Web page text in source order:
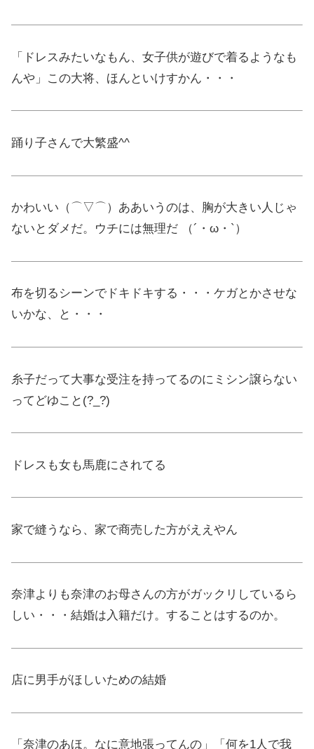
「ドレスみたいなもん、女子供が遊びで着るようなも
んや」この大将、ほんといけすかん・・・
踊り子さんで大繁盛^^
かわいい（⌒▽⌒）ああいうのは、胸が大きい人じゃ
ないとダメだ。ウチには無理だ （´・ω・`）
布を切るシーンでドキドキする・・・ケガとかさせな
いかな、と・・・
糸子だって大事な受注を持ってるのにミシン譲らない
ってどゆこと(?_?)
ドレスも女も馬鹿にされてる
家で縫うなら、家で商売した方がええやん
奈津よりも奈津のお母さんの方がガックリしているら
しい・・・結婚は入籍だけ。することはするのか。
店に男手がほしいための結婚
「奈津のあほ。なに意地張ってんの」「何を1人で我